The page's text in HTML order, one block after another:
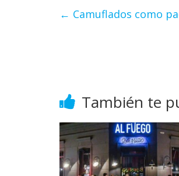
← Camuflados como
También te